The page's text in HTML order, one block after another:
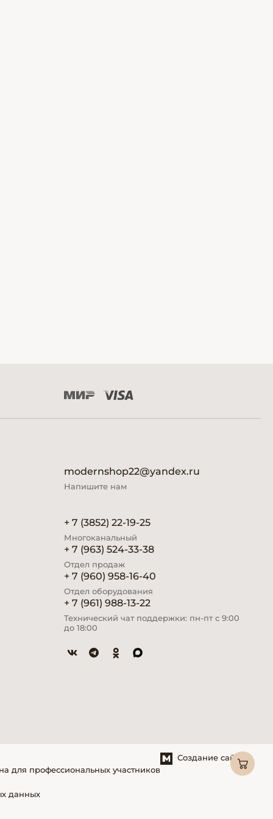
modernshop22@yandex.ru
Напишите нам
+ 7 (3852) 22-19-25
Многоканальный
+ 7 (963) 524-33-38
Отдел продаж
+ 7 (960) 958-16-40
Отдел оборудования
+ 7 (961) 988-13-22
Технический чат поддержки: пн-пт с 9:00
до 18:00
для профессиональных участников
данных
Создание сайтов